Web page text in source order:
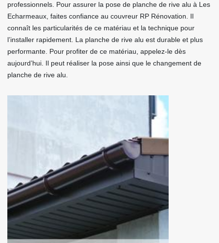
professionnels. Pour assurer la pose de planche de rive alu à Les
Echarmeaux, faites confiance au couvreur RP Rénovation. Il
connaît les particularités de ce matériau et la technique pour
l’installer rapidement. La planche de rive alu est durable et plus
performante. Pour profiter de ce matériau, appelez-le dès
aujourd’hui. Il peut réaliser la pose ainsi que le changement de
planche de rive alu.